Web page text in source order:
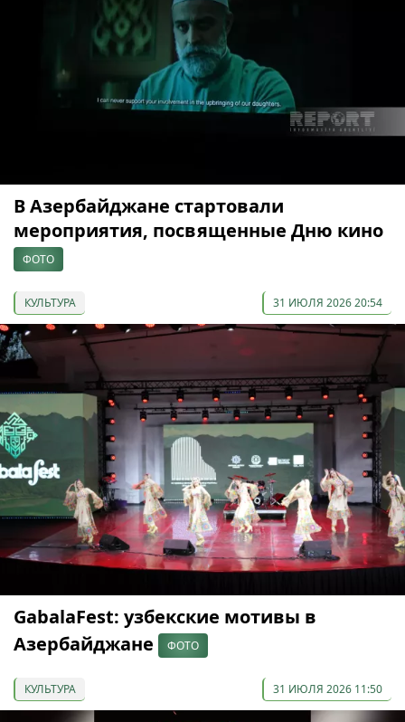
В Азербайджане стартовали
мероприятия, посвященные Дню кино
ФОТО
КУЛЬТУРА 31 ИЮЛЯ 2026 20:54
GabalaFest: узбекские мотивы в
Азербайджане
ФОТО
КУЛЬТУРА 31 ИЮЛЯ 2026 11:50